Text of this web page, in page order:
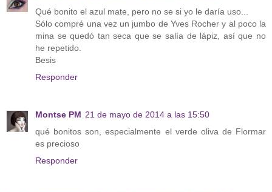
Qué bonito el azul mate, pero no se si yo le daría uso...
Sólo compré una vez un jumbo de Yves Rocher y al poco la
mina se quedó tan seca que se salía de lápiz, así que no
he repetido.
Besis
Responder
Montse PM 21 de mayo de 2014 a las 15:50
qué bonitos son, especialmente el verde oliva de Flormar
es precioso
Responder